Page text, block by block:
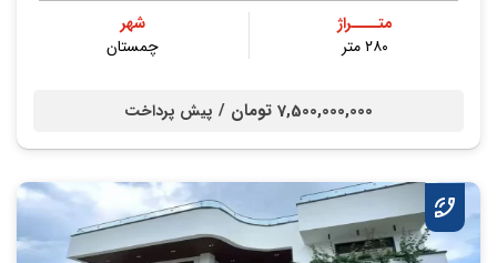
متــــراژ
۲۸۰ متر
شهر
چمستان
7,500,000,000 تومان / پیش پرداخت